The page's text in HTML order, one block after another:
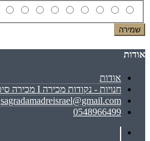
שמירה
אודות
אודות
חנויות - נקודות מכירה I מכירה סיטונאית
sagradamadreisrael@gmail.com
0548966499